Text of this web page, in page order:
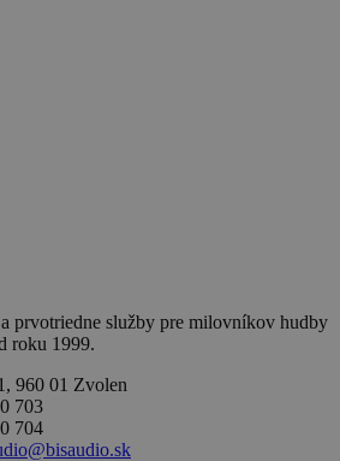
prvotriedne služby pre milovníkov hudby
roku 1999.
960 01 Zvolen
703
704